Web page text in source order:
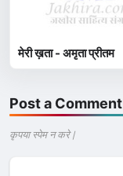
मेरी ख़ता - अमृता प्रीतम
Post a Comment
कृपया स्पेम न करे |